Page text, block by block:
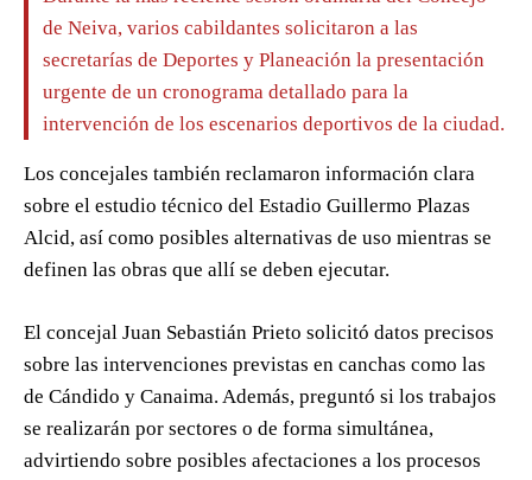
de Neiva, varios cabildantes solicitaron a las
secretarías de Deportes y Planeación la presentación
urgente de un cronograma detallado para la
intervención de los escenarios deportivos de la ciudad.
Los concejales también reclamaron información clara
sobre el estudio técnico del Estadio Guillermo Plazas
Alcid, así como posibles alternativas de uso mientras se
definen las obras que allí se deben ejecutar.
El concejal Juan Sebastián Prieto solicitó datos precisos
sobre las intervenciones previstas en canchas como las
de Cándido y Canaima. Además, preguntó si los trabajos
se realizarán por sectores o de forma simultánea,
advirtiendo sobre posibles afectaciones a los procesos